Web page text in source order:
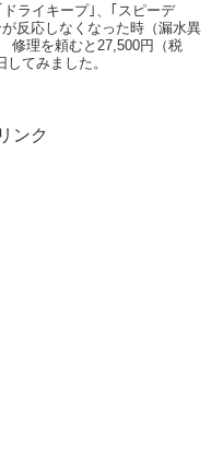
ライキープ｣、｢スピーデ
反応しなくなった時（漏水異
修理を頼むと27,500円（税
てみました。
ンク